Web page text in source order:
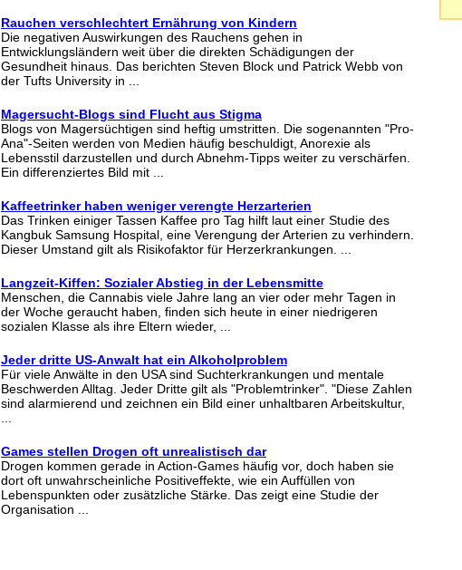
Rauchen verschlechtert Ernährung von Kindern
Die negativen Auswirkungen des Rauchens gehen in
Entwicklungsländern weit über die direkten Schädigungen der
Gesundheit hinaus. Das berichten Steven Block und Patrick Webb von
der Tufts University in ...
Magersucht-Blogs sind Flucht aus Stigma
Blogs von Magersüchtigen sind heftig umstritten. Die sogenannten "Pro-
Ana"-Seiten werden von Medien häufig beschuldigt, Anorexie als
Lebensstil darzustellen und durch Abnehm-Tipps weiter zu verschärfen.
Ein differenziertes Bild mit ...
Kaffeetrinker haben weniger verengte Herzarterien
Das Trinken einiger Tassen Kaffee pro Tag hilft laut einer Studie des
Kangbuk Samsung Hospital, eine Verengung der Arterien zu verhindern.
Dieser Umstand gilt als Risikofaktor für Herzerkrankungen. ...
Langzeit-Kiffen: Sozialer Abstieg in der Lebensmitte
Menschen, die Cannabis viele Jahre lang an vier oder mehr Tagen in
der Woche geraucht haben, finden sich heute in einer niedrigeren
sozialen Klasse als ihre Eltern wieder, ...
Jeder dritte US-Anwalt hat ein Alkoholproblem
Für viele Anwälte in den USA sind Suchterkrankungen und mentale
Beschwerden Alltag. Jeder Dritte gilt als "Problemtrinker". "Diese Zahlen
sind alarmierend und zeichnen ein Bild einer unhaltbaren Arbeitskultur,
Games stellen Drogen oft unrealistisch dar
Drogen kommen gerade in Action-Games häufig vor, doch haben sie
dort oft unwahrscheinliche Positiveffekte, wie ein Auffüllen von
Lebenspunkten oder zusätzliche Stärke. Das zeigt eine Studie der
Organisation ...